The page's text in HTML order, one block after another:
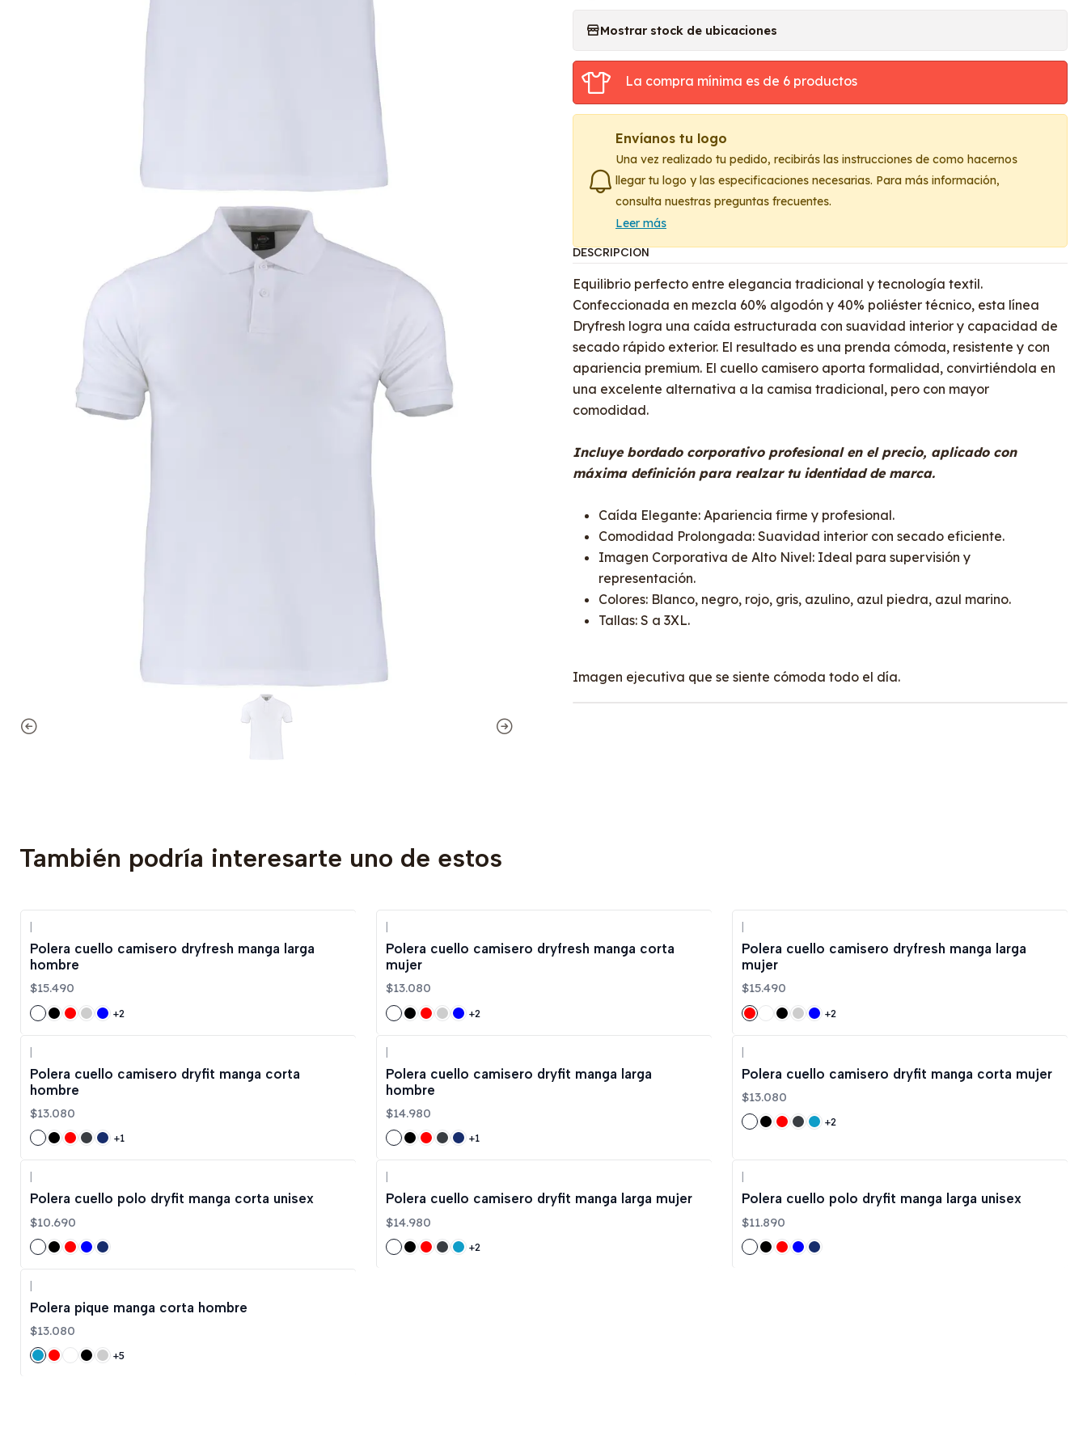
Mostrar stock de ubicaciones
La compra mínima es de 6 productos
Envíanos tu logo
Una vez realizado tu pedido, recibirás las instrucciones de como hacernos
llegar tu logo y las especificaciones necesarias. Para más información,
consulta nuestras preguntas frecuentes.
Leer más
DESCRIPCIÓN
Equilibrio perfecto entre elegancia tradicional y tecnología textil.
Confeccionada en mezcla 60% algodón y 40% poliéster técnico, esta línea
Dryfresh logra una caída estructurada con suavidad interior y capacidad de
secado rápido exterior. El resultado es una prenda cómoda, resistente y con
apariencia premium. El cuello camisero aporta formalidad, convirtiéndola en
una excelente alternativa a la camisa tradicional, pero con mayor
comodidad.
Incluye bordado corporativo profesional en el precio, aplicado con
máxima definición para realzar tu identidad de marca.
Caída Elegante: Apariencia firme y profesional.
Comodidad Prolongada: Suavidad interior con secado eficiente.
Imagen Corporativa de Alto Nivel: Ideal para supervisión y
representación.
Colores: Blanco, negro, rojo, gris, azulino, azul piedra, azul marino.
Tallas: S a 3XL.
Imagen ejecutiva que se siente cómoda todo el día.
También podría interesarte uno de estos
Polera cuello camisero dryfresh manga larga
hombre
$15.490
+2
Polera cuello camisero dryfresh manga corta
mujer
$13.080
+2
Polera cuello camisero dryfresh manga larga
mujer
$15.490
+2
|
Polera cuello camisero dryfit manga corta
hombre
$13.080
+1
|
Polera cuello camisero dryfit manga larga
hombre
$14.980
+1
|
Polera cuello camisero dryfit manga corta mujer
$13.080
+2
Polera cuello polo dryfit manga corta unisex
$10.690
Polera cuello camisero dryfit manga larga mujer
$14.980
+2
Polera cuello polo dryfit manga larga unisex
$11.890
|
Polera pique manga corta hombre
$13.080
+5